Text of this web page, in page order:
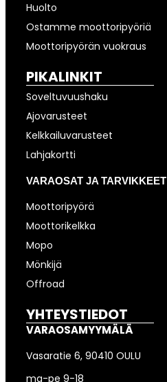
Huolto
Ostamme moottoripyöriä
Moottoripyörän vuokraus
PIKALINKIT
Soveltuvuushaku
Ajovarusteet
Kelkkailuvarusteet
Lahjakortti
VARAOSAT JA TARVIKKEET
Moottoripyörä
Moottorikelkka
Mopo
Mönkijä
Offroad
YHTEYSTIEDOT
VARAOSAMYYMÄLÄ
Vasaratie 6, 90410 OULU
ma-pe 9-18